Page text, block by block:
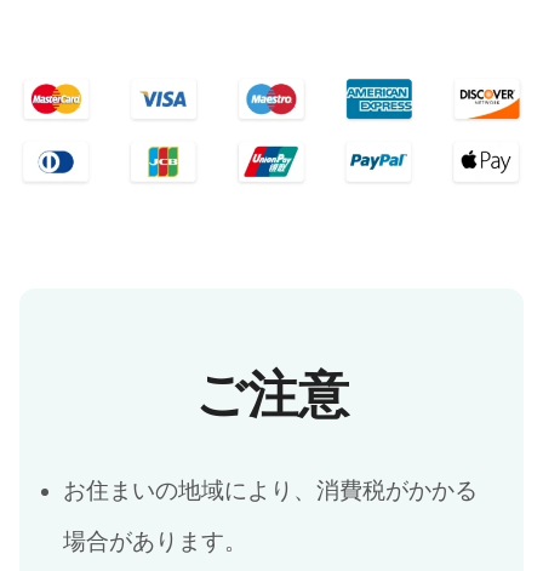
ご注意
お住まいの地域により、消費税がかかる
場合があります。